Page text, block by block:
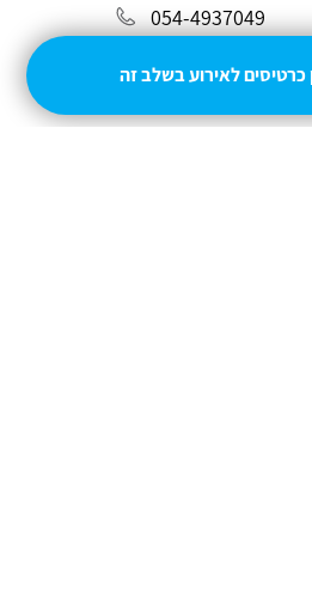
054-4937049
adisela@gmail.com
כרטיסים לאירוע בשלב זה